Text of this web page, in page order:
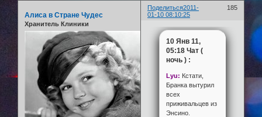
Поделиться 185
2011-
01-10 08:10:25
Алиса в Стране Чудес
Хранитель Клиники
10 Янв 11,
05:18 Чат (
ночь ) :
Lyu: Кстати,
Бранка вытурил
всех
приживальцев из
Энсино.